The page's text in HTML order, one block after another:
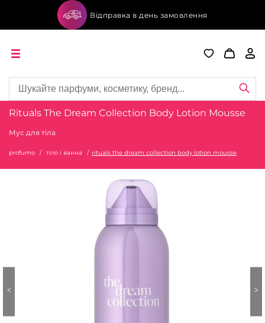
Відправка в день замовлення
Rituals The Dream Collection Body Lotion Mousse
Мус для тіла
profumo тіло і ванна rituals the dream collection body lotion mousse